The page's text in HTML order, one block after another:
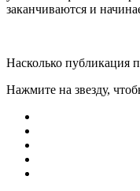
заканчиваются и
Насколько публикация
Нажмите на звезду,